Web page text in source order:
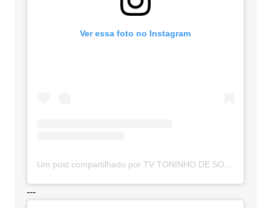
Ver essa foto no Instagram
Um post compartilhado por TV TONINHO DE SOUZA (@toninhodesouzamt)
---